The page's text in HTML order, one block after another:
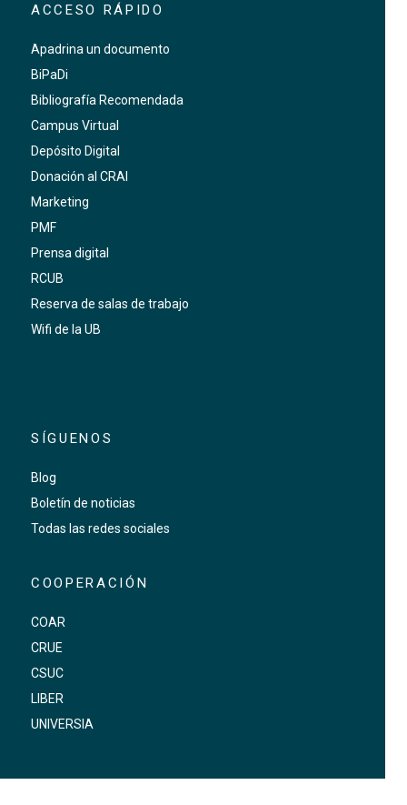
ACCESO RÁPIDO
Apadrina un documento
BiPaDi
Bibliografía Recomendada
Campus Virtual
Depósito Digital
Donación al CRAI
Marketing
PMF
Prensa digital
RCUB
Reserva de salas de trabajo
Wifi de la UB
SÍGUENOS
Blog
Boletín de noticias
Todas las redes sociales
COOPERACIÓN
COAR
CRUE
CSUC
LIBER
UNIVERSIA